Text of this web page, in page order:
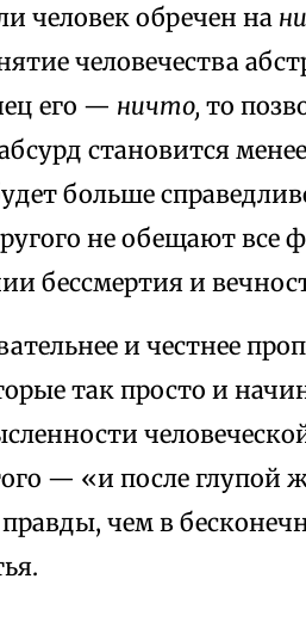
человек обречен на
человечества
его — ничто, то
становится
больше
не обещают все
бессмертия и
и честнее
так просто и
— «и после глупой
чем в